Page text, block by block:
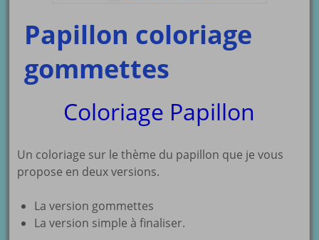
Papillon coloriage
gommettes
Coloriage Papillon
Un coloriage sur le thème du papillon que je vous
propose en deux versions.
La version gommettes
La version simple à finaliser.